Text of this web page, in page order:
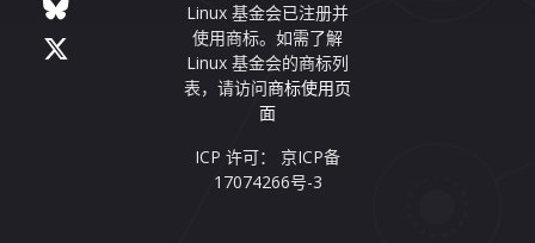
Linux 基金会已注册并
使用商标。如需了解
Linux 基金会的商标列
表，请访问商标使用页
面
ICP 许可： 京ICP备
17074266号-3